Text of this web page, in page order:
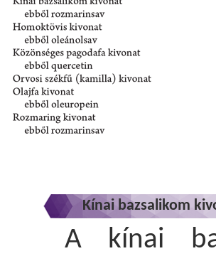
Kínai bazsalikom
A kínai